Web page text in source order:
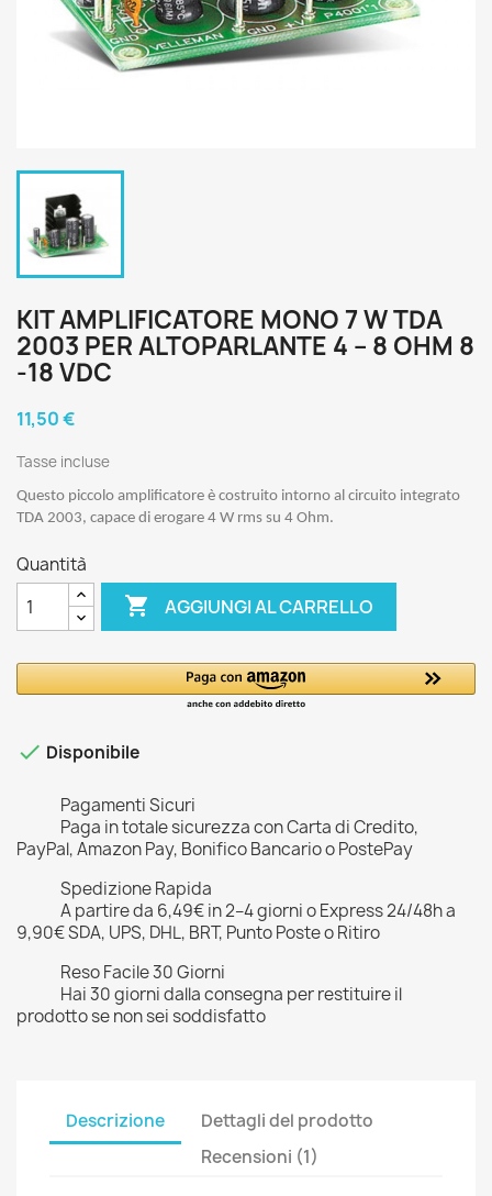
KIT AMPLIFICATORE MONO 7 W TDA
2003 PER ALTOPARLANTE 4 – 8 OHM 8
-18 VDC
11,50 €
Tasse incluse
Questo piccolo amplificatore è costruito intorno al circuito integrato
TDA 2003, capace di erogare 4 W rms su 4 Ohm.
Quantità
 AGGIUNGI AL CARRELLO
 Disponibile
Pagamenti Sicuri
Paga in totale sicurezza con Carta di Credito,
PayPal, Amazon Pay, Bonifico Bancario o PostePay
Spedizione Rapida
A partire da 6,49€ in 2–4 giorni o Express 24/48h a
9,90€ SDA, UPS, DHL, BRT, Punto Poste o Ritiro
Reso Facile 30 Giorni
Hai 30 giorni dalla consegna per restituire il
prodotto se non sei soddisfatto
Descrizione
Dettagli del prodotto
Recensioni (1)